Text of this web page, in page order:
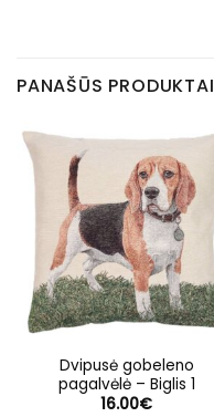
PANAŠŪS PRODUKTAI
Dvipusė gobeleno
pagalvėlė – Biglis 1
16.00€